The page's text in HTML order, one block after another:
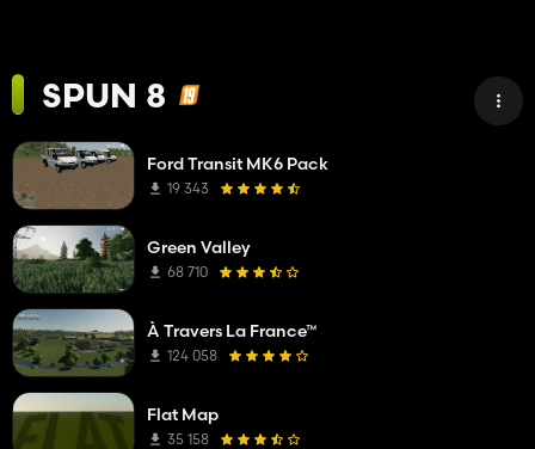
SPUN 8
Ford Transit MK6 Pack
19 343
Green Valley
68 710
À Travers La France™
124 058
Flat Map
35 158